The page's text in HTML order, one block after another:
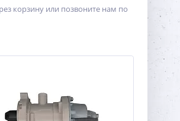
корзину или позвоните нам по